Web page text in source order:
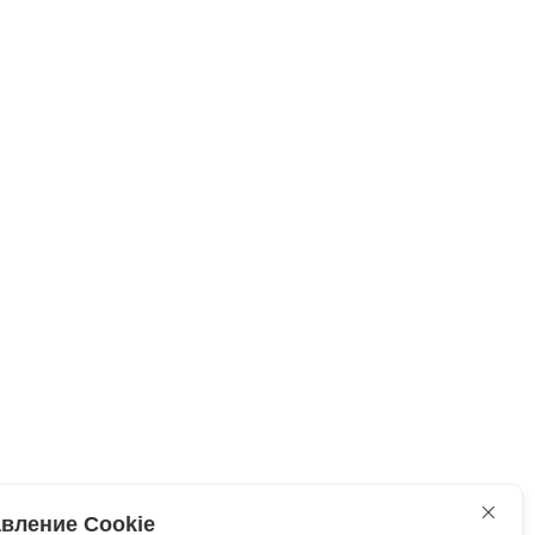
Cookie